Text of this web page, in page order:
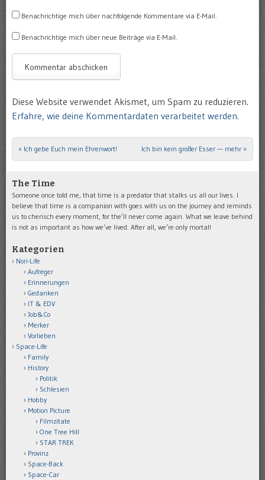
Benachrichtige mich über nachfolgende Kommentare via E-Mail.
Benachrichtige mich über neue Beiträge via E-Mail.
Diese Website verwendet Akismet, um Spam zu reduzieren.
Erfahre, wie deine Kommentardaten verarbeitet werden.
Post navigation
« Ich gebe Euch mein Ehrenwort! Ich bin kein großer Esser — mehr »
The Time
Someone once told me, that time is a predator that stalks us all our lives. I
believe that time is a companion with goes with us on the journey and reminds
us to cherisch every moment, for the’ll never come again. What we leave behind
is not as important as how we’ve lived. After all, we’re only mortal!
Kategorien
Nori-Life
Aufreger
Erinnerungen
Gedanken
IT & EDV
Job&Co
Merker
Vorlieben
Space-Life
Family
History
Politik
Schlesien
Hobby
Motion Picture
Filmzitate
One Tree Hill
STAR TREK
Provinz
Space-Back
Space-Car